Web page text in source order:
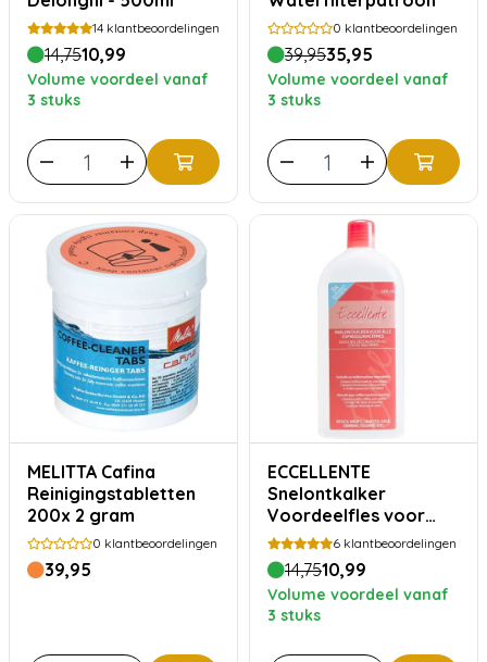
14 klantbeoordelingen
14,7510,99
Volume voordeel vanaf
3 stuks
0 klantbeoordelingen
39,9535,95
Volume voordeel vanaf
3 stuks
MELITTA Cafina
Reinigingstabletten
200x 2 gram
0 klantbeoordelingen
39,95
ECCELLENTE
Snelontkalker
Voordeelfles voor
Siemens Bosch
6 klantbeoordelingen
14,7510,99
Volume voordeel vanaf
3 stuks